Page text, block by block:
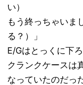
い）
もう終っちゃいま
る？）」
E/Gはとっくに下
クランクケースは
なっていたのだっ